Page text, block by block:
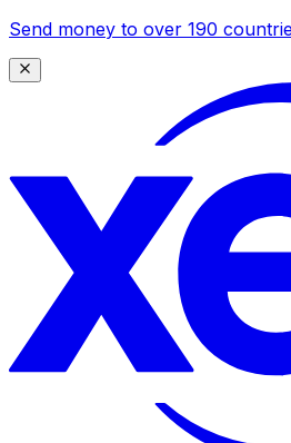
Send money to over 190